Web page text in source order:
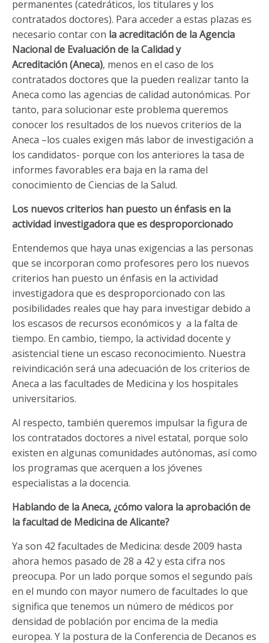
permanentes (catedráticos, los titulares y los
contratados doctores). Para acceder a estas plazas es
necesario contar con la acreditación de la Agencia
Nacional de Evaluación de la Calidad y
Acreditación (Aneca), menos en el caso de los
contratados doctores que la pueden realizar tanto la
Aneca como las agencias de calidad autonómicas. Por
tanto, para solucionar este problema queremos
conocer los resultados de los nuevos criterios de la
Aneca –los cuales exigen más labor de investigación a
los candidatos- porque con los anteriores la tasa de
informes favorables era baja en la rama del
conocimiento de Ciencias de la Salud.
Los nuevos criterios han puesto un énfasis en la
actividad investigadora que es desproporcionado
Entendemos que haya unas exigencias a las personas
que se incorporan como profesores pero los nuevos
criterios han puesto un énfasis en la actividad
investigadora que es desproporcionado con las
posibilidades reales que hay para investigar debido a
los escasos de recursos económicos y a la falta de
tiempo. En cambio, tiempo, la actividad docente y
asistencial tiene un escaso reconocimiento. Nuestra
reivindicación será una adecuación de los criterios de
Aneca a las facultades de Medicina y los hospitales
universitarios.
Al respecto, también queremos impulsar la figura de
los contratados doctores a nivel estatal, porque solo
existen en algunas comunidades autónomas, así como
los programas que acerquen a los jóvenes
especialistas a la docencia.
Hablando de la Aneca, ¿cómo valora la aprobación de
la facultad de Medicina de Alicante?
Ya son 42 facultades de Medicina: desde 2009 hasta
ahora hemos pasado de 28 a 42 y esta cifra nos
preocupa. Por un lado porque somos el segundo país
en el mundo con mayor numero de facultades lo que
significa que tenemos un número de médicos por
densidad de población por encima de la media
europea. Y la postura de la Conferencia de Decanos es